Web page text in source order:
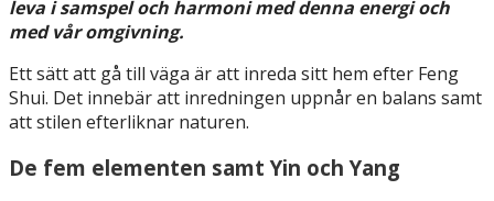
leva i samspel och harmoni med denna energi och
med vår omgivning.
Ett sätt att gå till väga är att inreda sitt hem efter Feng
Shui. Det innebär att inredningen uppnår en balans samt
att stilen efterliknar naturen.
De fem elementen samt Yin och Yang